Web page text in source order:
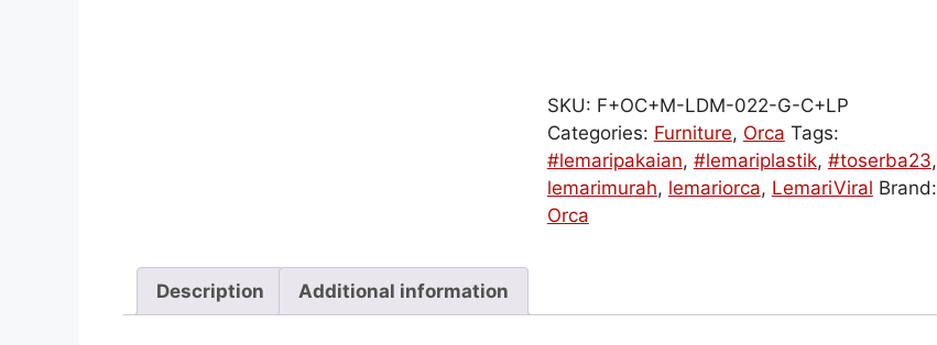
SKU: F+OC+M-LDM-022-G-C+LP
Categories: Furniture, Orca Tags:
#lemaripakaian, #lemariplastik, #toserba23,
lemarimurah, lemariorca, LemariViral Brand:
Orca
Description Additional information